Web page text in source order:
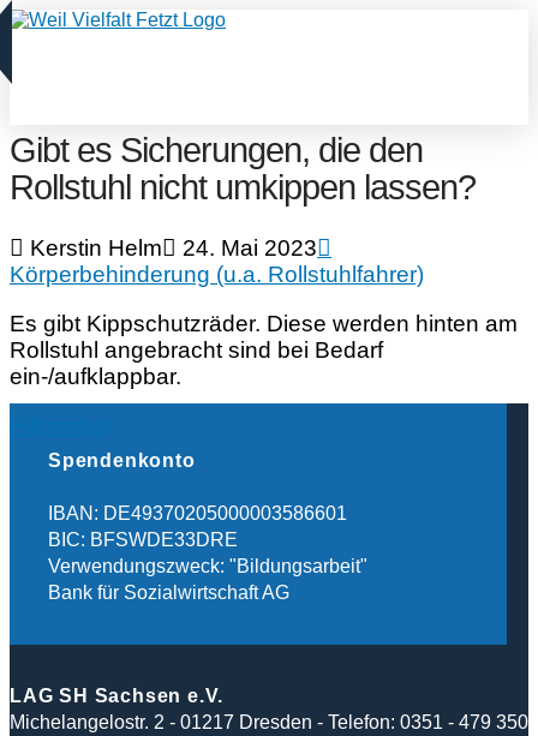
Gibt es Sicherungen, die den
Rollstuhl nicht umkippen lassen?
Kerstin Helm
24. Mai 2023
Körperbehinderung (u.a. Rollstuhlfahrer)
Es gibt Kippschutzräder. Diese werden hinten am
Rollstuhl angebracht sind bei Bedarf
ein-/aufklappbar.
Spendenkonto
IBAN: DE49370205000003586601
BIC: BFSWDE33DRE
Verwendungszweck: "Bildungsarbeit"
Bank für Sozialwirtschaft AG
LAG SH Sachsen e.V.
Michelangelostr. 2 - 01217 Dresden - Telefon: 0351 - 479 350